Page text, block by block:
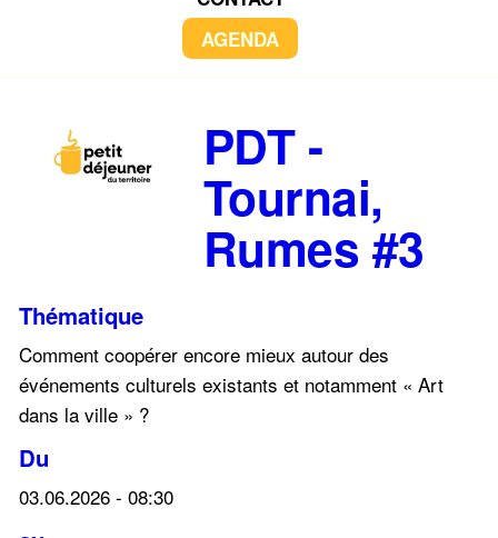
AGENDA
PDT -
Tournai,
Rumes #3
Thématique
Comment coopérer encore mieux autour des
événements culturels existants et notamment « Art
dans la ville » ?
Du
03.06.2026 - 08:30